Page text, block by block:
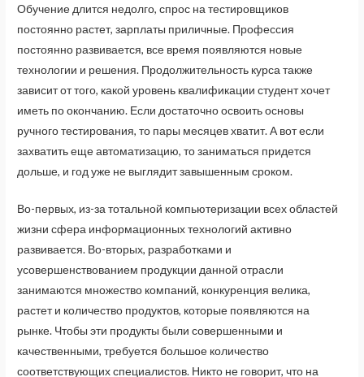
Обучение длится недолго, спрос на тестировщиков
постоянно растет, зарплаты приличные. Профессия
постоянно развивается, все время появляются новые
технологии и решения. Продолжительность курса также
зависит от того, какой уровень квалификации студент хочет
иметь по окончанию. Если достаточно освоить основы
ручного тестирования, то пары месяцев хватит. А вот если
захватить еще автоматизацию, то заниматься придется
дольше, и год уже не выглядит завышенным сроком.
Во-первых, из-за тотальной компьютеризации всех областей
жизни сфера информационных технологий активно
развивается. Во-вторых, разработками и
усовершенствованием продукции данной отрасли
занимаются множество компаний, конкуренция велика,
растет и количество продуктов, которые появляются на
рынке. Чтобы эти продукты были совершенными и
качественными, требуется большое количество
соответствующих специалистов. Никто не говорит, что на